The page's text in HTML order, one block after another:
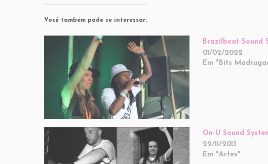
Você também pode se interessar:
Brazilbeat Sound
01/02/2022
Em "Bits
On-U Sound
22/11/2013
Em "Artes"